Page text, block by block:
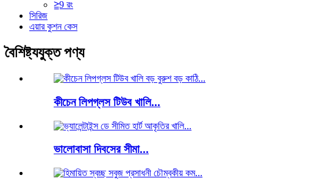
≧9 রং
সিরিজ
এয়ার কুশন কেস
বৈশিষ্ট্যযুক্ত পণ্য
কীচেন লিপগ্লস টিউব খালি...
ভালোবাসা দিবসের সীমা...